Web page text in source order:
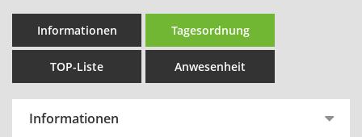
Informationen Tagesordnung
TOP-Liste Anwesenheit
Informationen